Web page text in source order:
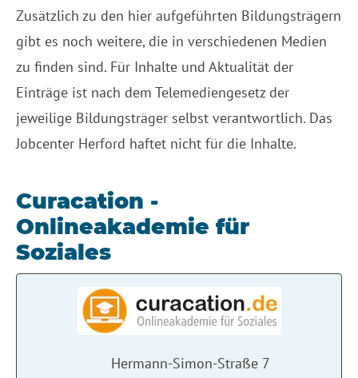
Zusätzlich zu den hier aufgeführten Bildungsträgern
gibt es noch weitere, die in verschiedenen Medien
zu finden sind. Für Inhalte und Aktualität der
Einträge ist nach dem Telemediengesetz der
jeweilige Bildungsträger selbst verantwortlich. Das
Jobcenter Herford haftet nicht für die Inhalte.
Curacation -
Onlineakademie für
Soziales
Hermann-Simon-Straße 7